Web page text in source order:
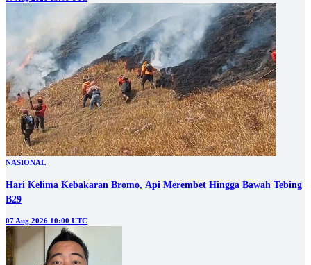
NASIONAL
Hari Kelima Kebakaran Bromo, Api Merembet Hingga Bawah Tebing
B29
07 Aug 2026 10:00 UTC